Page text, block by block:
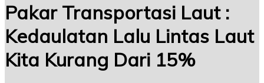
Pakar Transportasi Laut :
Kedaulatan Lalu Lintas Laut
Kita Kurang Dari 15%